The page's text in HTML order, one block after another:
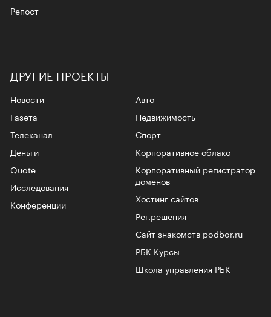
Репост
ДРУГИЕ ПРОЕКТЫ
Новости
Газета
Телеканал
Авто
Недвижимость
Спорт
Корпоративное облако
Корпоративный регистратор
доменов
Хостинг сайтов
Рег.решения
Сайт знакомств podbor.ru
РБК Курсы
Школа управления РБК
Деньги
Quote
Исследования
Конференции